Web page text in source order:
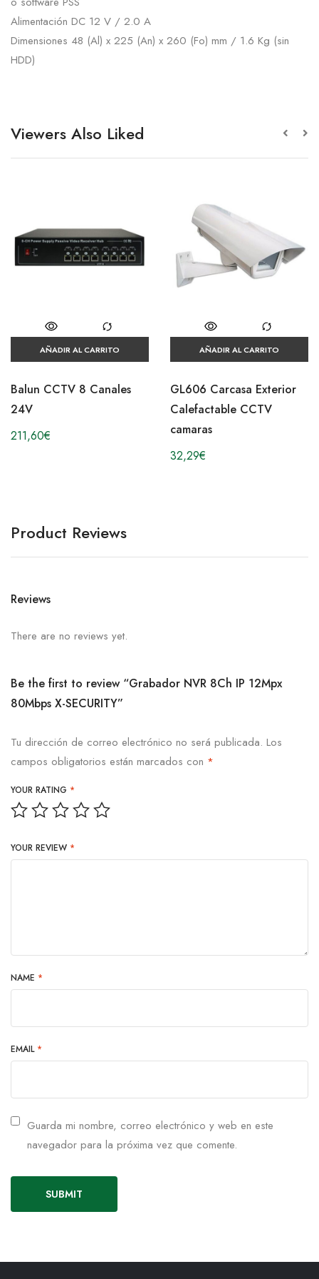
Alimentación DC 12 V / 2.0 A
Dimensiones 48 (Al) x 225 (An) x 260 (Fo) mm / 1.6 Kg (sin
HDD)
Viewers Also Liked
AÑADIR AL CARRITO
Balun CCTV 8 Canales
24V
211,60€
AÑADIR AL CARRITO
GL606 Carcasa Exterior
Calefactable CCTV
camaras
32,29€
Product Reviews
Reviews
There are no reviews yet.
Be the first to review “Grabador NVR 8Ch IP 12Mpx
80Mbps X-SECURITY”
Tu dirección de correo electrónico no será publicada. Los
campos obligatorios están marcados con *
YOUR RATING *
YOUR REVIEW *
NAME *
EMAIL *
Guarda mi nombre, correo electrónico y web en este
navegador para la próxima vez que comente.